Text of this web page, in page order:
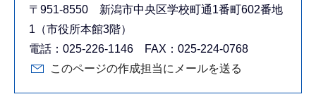
〒951-8550 新潟市中央区学校町通1番町602番地
1（市役所本館3階）
電話：025-226-1146 FAX：025-224-0768
このページの作成担当にメールを送る